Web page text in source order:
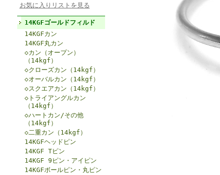
お気に入りリストを見る
14KGFゴールドフィルド
14KGFカン
14KGF丸カン
◇カン（オープン）
（14kgf）
◇クローズカン（14kgf）
◇オーバルカン（14kgf）
◇スクエアカン（14kgf）
◇トライアングルカン
（14kgf）
◇ハートカン/その他
（14kgf）
◇二重カン（14kgf）
14KGFヘッドピン
14KGF Tピン
14KGF 9ピン・アイピン
14KGFボールピン・丸ピン